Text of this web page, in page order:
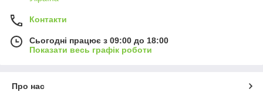
Контакти
Сьогодні працює з 09:00 до 18:00
Показати весь графік роботи
Про нас